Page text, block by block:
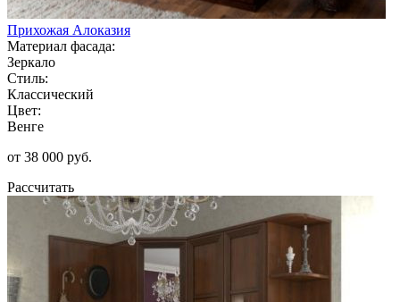
Прихожая Алоказия
Материал фасада:
Зеркало
Стиль:
Классический
Цвет:
Венге
от 38 000 руб.
Рассчитать